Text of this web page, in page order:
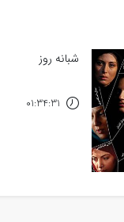
شبانه روز
01:34:31